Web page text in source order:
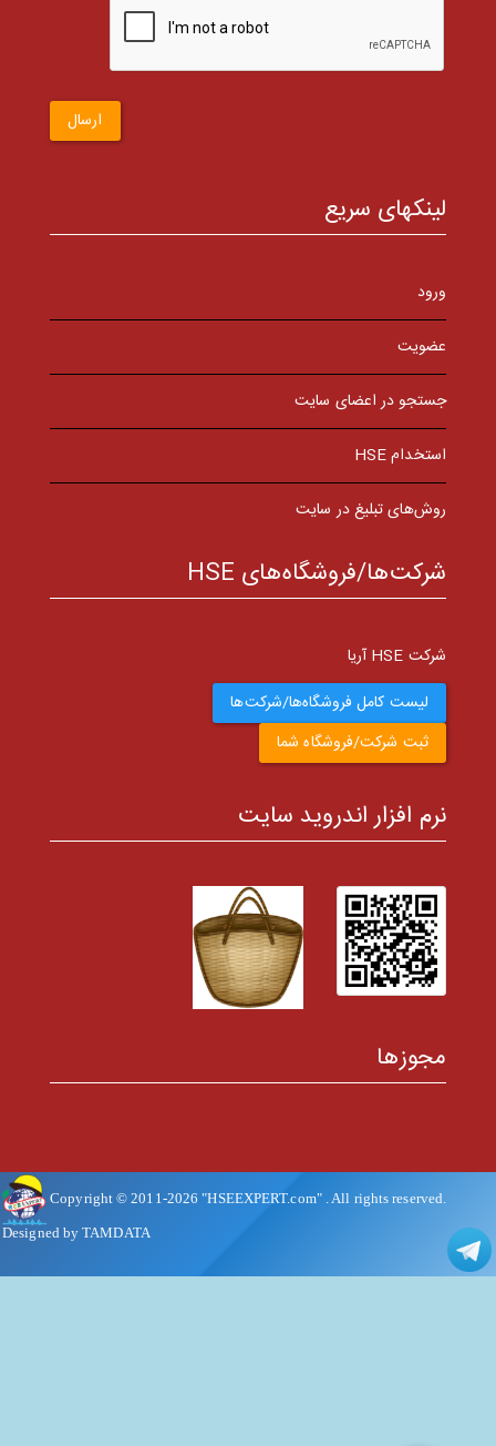
ارسال
لینکهای سریع
ورود
عضویت
جستجو در اعضای سایت
استخدام HSE
روش‌های تبلیغ در سایت
شرکت‌ها/فروشگاه‌های HSE
شرکت HSE آریا
لیست کامل فروشگاه‌ها/شرکت‌ها
ثبت شرکت/فروشگاه شما
نرم افزار اندروید سایت
مجوزها
Copyright © 2011-2026 "HSEEXPERT.com". All rights reserved.
Designed by TAMDATA